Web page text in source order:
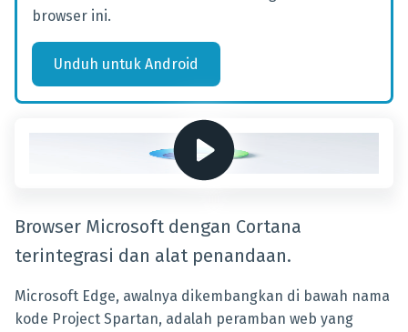
browser ini.
Unduh untuk Android
Browser Microsoft dengan Cortana
terintegrasi dan alat penandaan.
Microsoft Edge, awalnya dikembangkan di bawah nama
kode Project Spartan, adalah peramban web yang